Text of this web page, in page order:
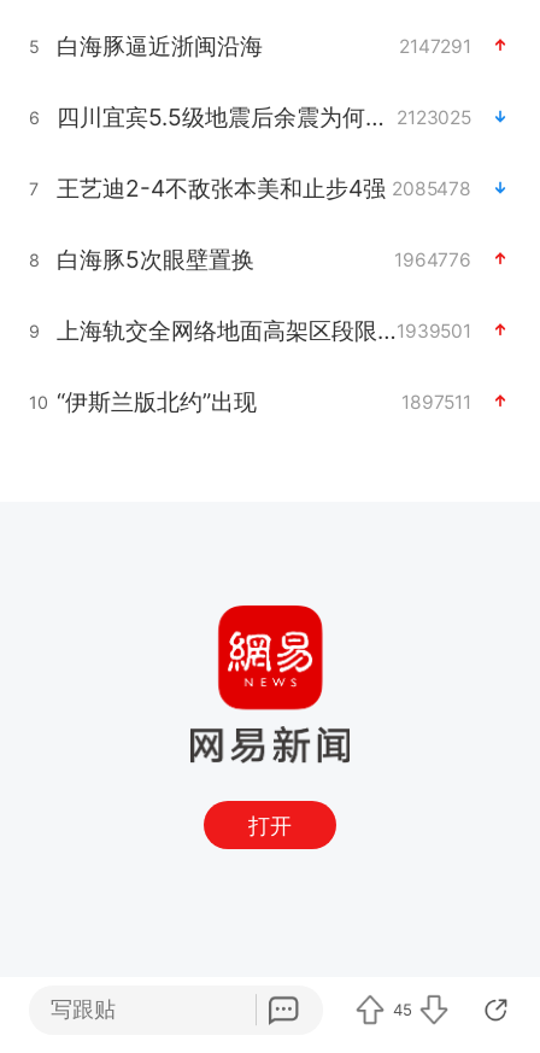
5 白海豚逼近浙闽沿海 2147291
6 四川宜宾5.5级地震后余震为何不断 2123025
7 王艺迪2-4不敌张本美和止步4强 2085478
8 白海豚5次眼壁置换 1964776
9 上海轨交全网络地面高架区段限速运行1939501
10 “伊斯兰版北约”出现 1897511
打开
写跟贴 45